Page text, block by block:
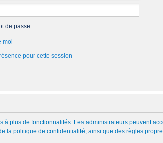
de passe
moi
pour cette session
à plus de fonctionnalités. Les administrateurs peuvent
la politique de confidentialité, ainsi que des règles